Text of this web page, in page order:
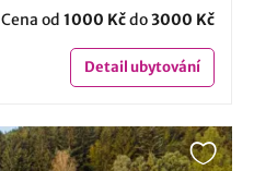
Cena od 1000 Kčdo3000 Kč
Detailubytování